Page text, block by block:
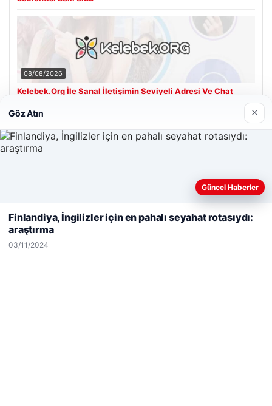
08/08/2026
Kelebek.Org İle Sanal İletişimin Seviyeli Adresi Ve Chat
Son Eklenen Firmalar
Web sitemizi nasıl kullandığınızı daha iyi anlayabilmek,
kullanıyoruz.Çerez Politikamız
Reddet
Göz Atın ×
Güncel Haberler
Finlandiya, İngilizler için en pahalı seyahat rotasıydı:
araştırma
03/11/2024